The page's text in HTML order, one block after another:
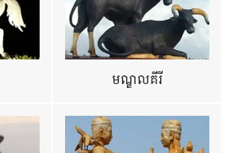
មណ្ឌលគីរី